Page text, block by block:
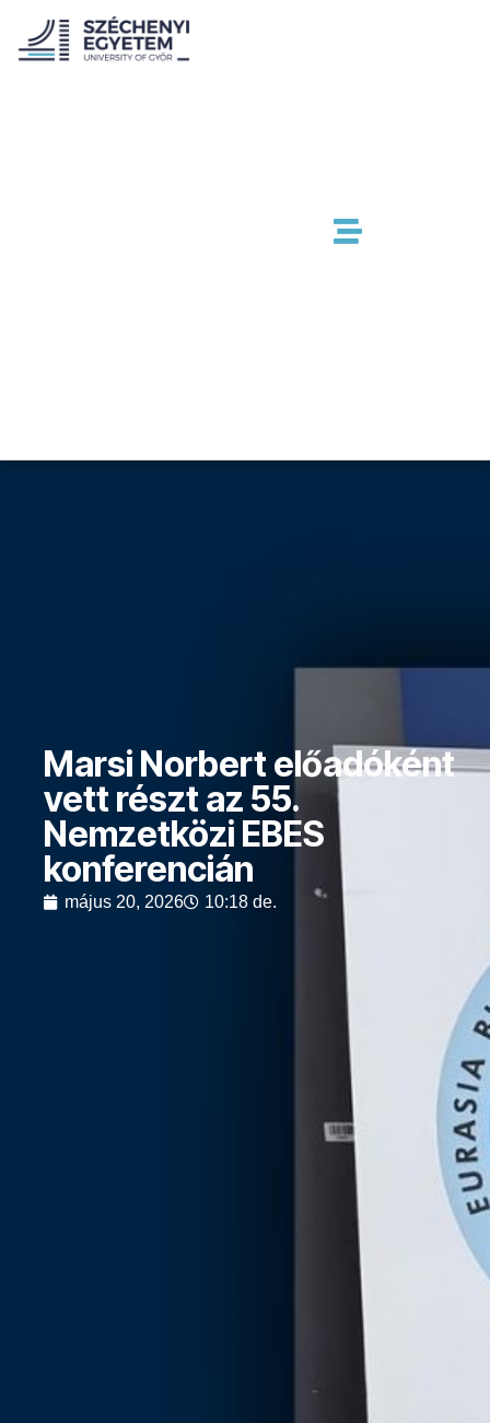
Marsi Norbert előadóként
vett részt az 55.
Nemzetközi EBES
konferencián
május 20, 2026 10:18 de.